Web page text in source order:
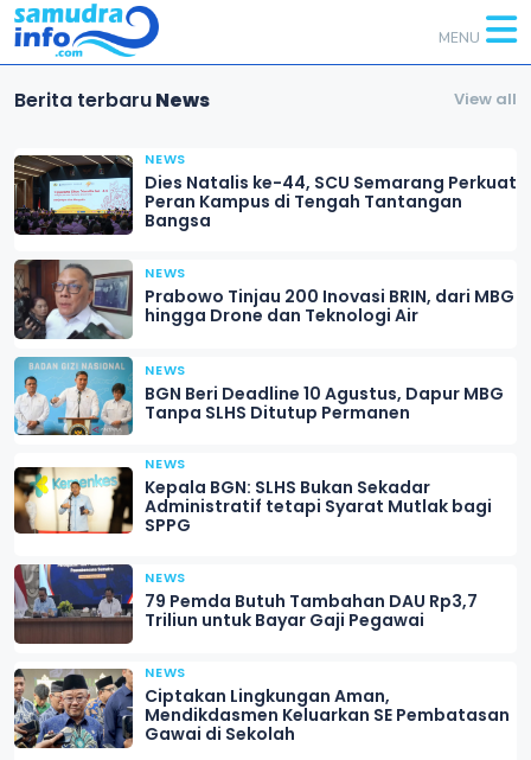
MENU
Berita terbaruNews View all
NEWS
Dies Natalis ke-44, SCU Semarang Perkuat
Peran Kampus di Tengah Tantangan
Bangsa
NEWS
Prabowo Tinjau 200 Inovasi BRIN, dari MBG
hingga Drone dan Teknologi Air
NEWS
BGN Beri Deadline 10 Agustus, Dapur MBG
Tanpa SLHS Ditutup Permanen
NEWS
Kepala BGN: SLHS Bukan Sekadar
Administratif tetapi Syarat Mutlak bagi
SPPG
NEWS
79 Pemda Butuh Tambahan DAU Rp3,7
Triliun untuk Bayar Gaji Pegawai
NEWS
Ciptakan Lingkungan Aman,
Mendikdasmen Keluarkan SE Pembatasan
Gawai di Sekolah